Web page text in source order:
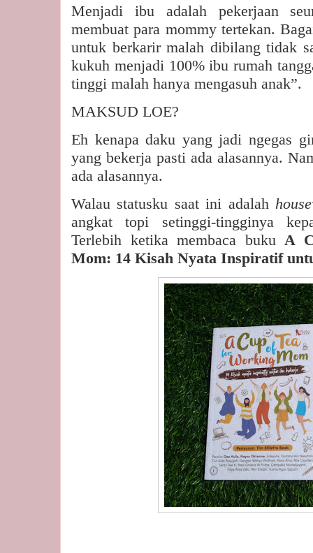
Menjadi ibu adalah pekerjaan
membuat para mommy tertekan.
untuk berkarir malah dibilang tidak
kukuh menjadi 100% ibu rumah
tinggi malah hanya mengasuh anak”.
MAKSUD LOE?
Eh kenapa daku yang jadi ngegas
yang bekerja pasti ada alasannya.
ada alasannya.
Walau statusku saat ini adalah
angkat topi setinggi-tingginya
Terlebih ketika membaca bukuA
Mom: 14 Kisah Nyata Inspiratif